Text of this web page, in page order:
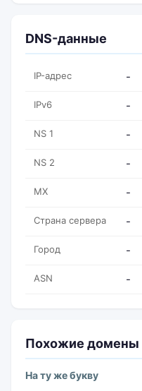
DNS-данные
IP-адрес -
IPv6 -
NS 1 -
NS 2 -
MX -
Страна сервера -
Город -
ASN -
Похожие домены
На ту же букву